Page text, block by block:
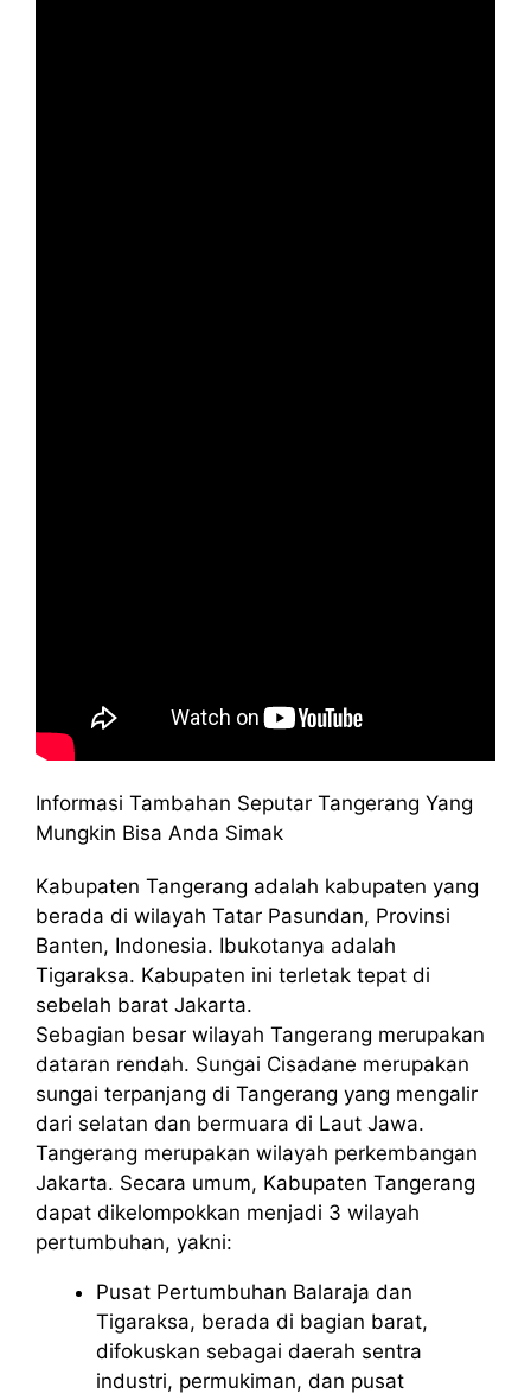
Informasi Tambahan Seputar Tangerang Yang
Mungkin Bisa Anda Simak
Kabupaten Tangerang adalah kabupaten yang
berada di wilayah Tatar Pasundan, Provinsi
Banten, Indonesia. Ibukotanya adalah
Tigaraksa. Kabupaten ini terletak tepat di
sebelah barat Jakarta.
Sebagian besar wilayah Tangerang merupakan
dataran rendah. Sungai Cisadane merupakan
sungai terpanjang di Tangerang yang mengalir
dari selatan dan bermuara di Laut Jawa.
Tangerang merupakan wilayah perkembangan
Jakarta. Secara umum, Kabupaten Tangerang
dapat dikelompokkan menjadi 3 wilayah
pertumbuhan, yakni:
Pusat Pertumbuhan Balaraja dan
Tigaraksa, berada di bagian barat,
difokuskan sebagai daerah sentra
industri, permukiman, dan pusat